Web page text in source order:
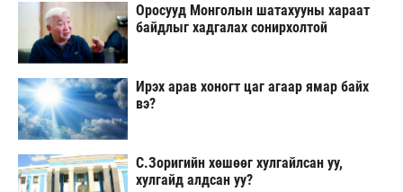
Оросууд Монголын шатахууны хараат
байдлыг хадгалах сонирхолтой
Ирэх арав хоногт цаг агаар ямар байх
вэ?
С.Зоригийн хөшөөг хулгайлсан уу,
хулгайд алдсан уу?